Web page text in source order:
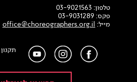
טלפון: 03-9021563
פקס: 03-9031289
מייל: office@choreographers.org.il